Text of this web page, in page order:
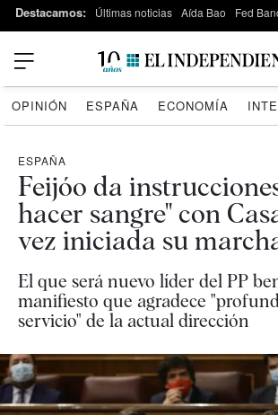
Destacamos: Últimas noticias Aída Bao Fed
OPINIÓN ESPAÑA ECONOMÍA
ESPAÑA
Feijóo da
hacer sangre" con
vez iniciada su
El que será nuevo líder del PP
manifiesto que agradece
servicio" de la actual dirección